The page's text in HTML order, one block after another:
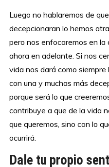
Luego no hablaremos de
decepcionaran lo hemos
pero nos enfocaremos en
ahora en adelante. Si nos
vida nos dará como
con una y muchas más
porque será lo que
contribuye a que de la vida
que queremos, sino con lo
ocurrirá.
Dale tu propio